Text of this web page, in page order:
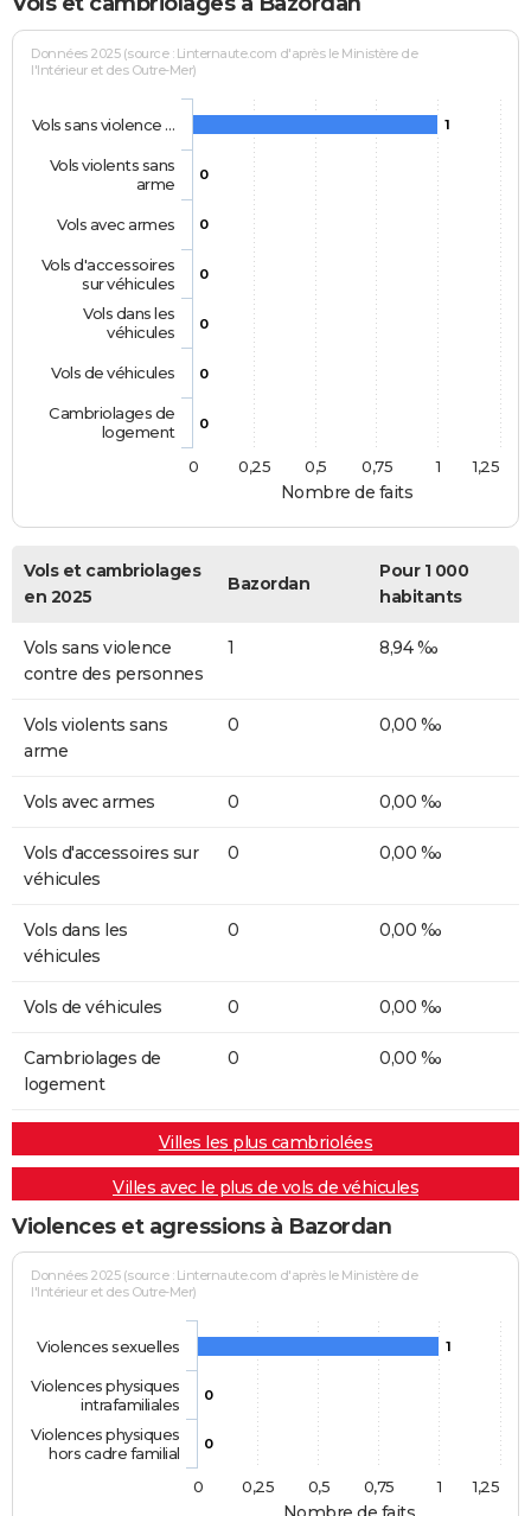
Nombre de faits
Données 2025 (source : Linternaute.com d'après le Ministère de
l'Intérieur et des Outre-Mer)
1
0
0
0
0
0
0
Vols sans violence …
Vols violents sans
arme
Vols avec armes
Vols d'accessoires
sur véhicules
Vols dans les
véhicules
Vols de véhicules
Cambriolages de
logement
0
1
0,25 0,5 0,75 1,25
Vols et cambriolages
en 2025
Bazordan
Pour 1 000
habitants
Vols sans violence
contre des personnes
1 8,94 ‰
Vols violents sans
arme
0 0,00 ‰
Vols avec armes 0 0,00 ‰
Vols d'accessoires sur
véhicules
0 0,00 ‰
Vols dans les
véhicules
0 0,00 ‰
Vols de véhicules 0 0,00 ‰
Cambriolages de
logement
0 0,00 ‰
Villes les plus cambriolées
Villes avec le plus de vols de véhicules
Violences et agressions à Bazordan
Données 2025 (source : Linternaute.com d'après le Ministère de
l'Intérieur et des Outre-Mer)
1
0
0
Violences sexuelles
Violences physiques
intrafamiliales
Violences physiques
hors cadre familial
0
1
0,25 0,5 0,75 1,25